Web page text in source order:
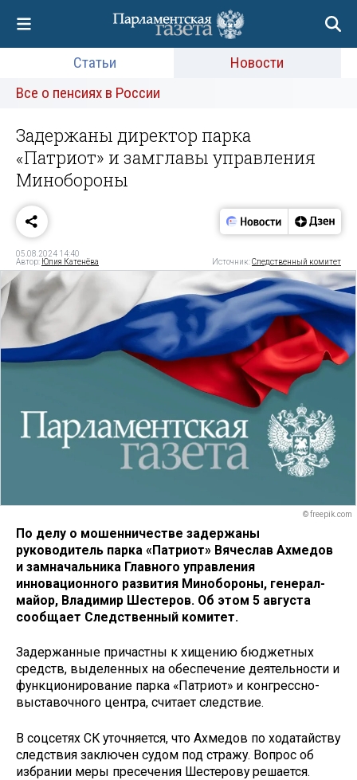
Статьи
Новости
Все о пенсиях в России
Задержаны директор парка
«Патриот» и замглавы управления
Минобороны
05.08.2024 14:40
Автор: Юлия Катенёва Источник:Следственный комитет
© freepik.com
По делу о мошенничестве задержаны
руководитель парка «Патриот» Вячеслав Ахмедов
и замначальника Главного управления
инновационного развития Минобороны, генерал-
майор, Владимир Шестеров. Об этом 5 августа
сообщает Следственный комитет.
Задержанные причастны к хищению бюджетных
средств, выделенных на обеспечение деятельности и
функционирование парка «Патриот» и конгрессно-
выставочного центра, считает следствие.
В соцсетях СК уточняется, что Ахмедов по ходатайству
следствия заключен судом под стражу. Вопрос об
избрании меры пресечения Шестерову решается.